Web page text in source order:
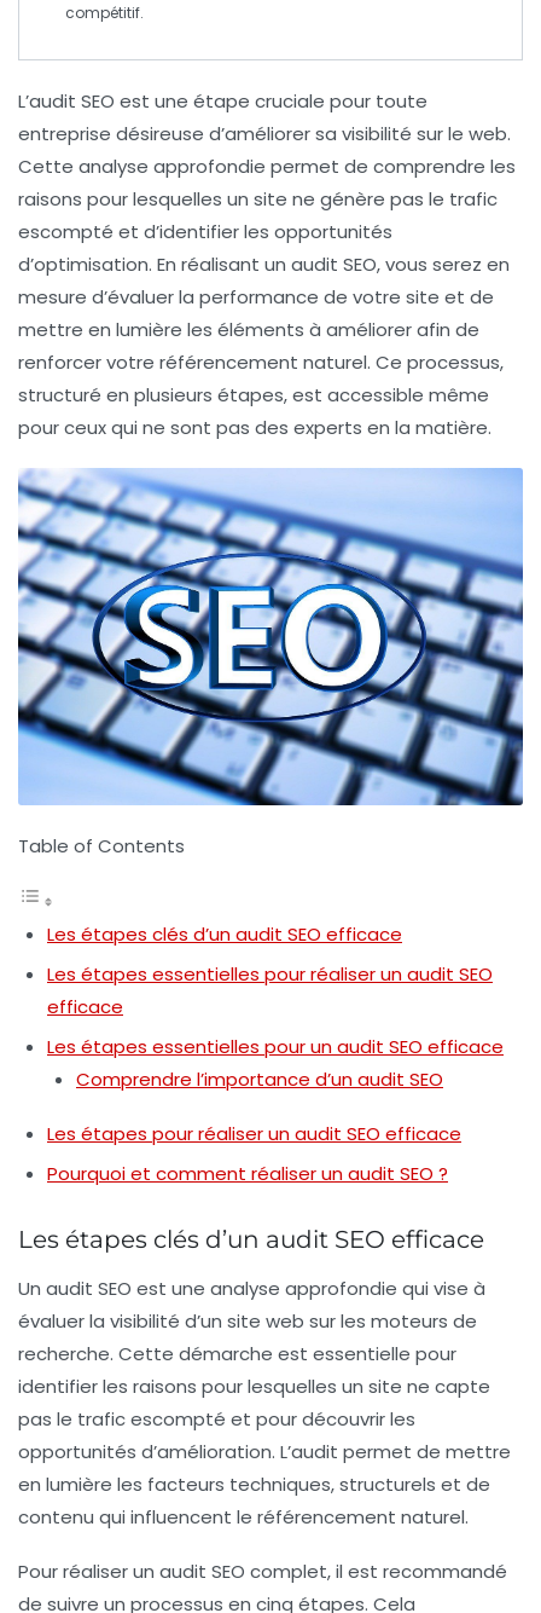
compétitif.
L’audit SEO est une étape cruciale pour toute
entreprise désireuse d’améliorer sa visibilité sur le web.
Cette analyse approfondie permet de comprendre les
raisons pour lesquelles un site ne génère pas le trafic
escompté et d’identifier les opportunités
d’optimisation. En réalisant un audit SEO, vous serez en
mesure d’évaluer la performance de votre site et de
mettre en lumière les éléments à améliorer afin de
renforcer votre référencement naturel. Ce processus,
structuré en plusieurs étapes, est accessible même
pour ceux qui ne sont pas des experts en la matière.
Table of Contents
Les étapes clés d’un audit SEO efficace
Les étapes essentielles pour réaliser un audit SEO
efficace
Les étapes essentielles pour un audit SEO efficace
Comprendre l’importance d’un audit SEO
Les étapes pour réaliser un audit SEO efficace
Pourquoi et comment réaliser un audit SEO ?
Les étapes clés d’un audit SEO efficace
Un audit SEO est une analyse approfondie qui vise à
évaluer la visibilité d’un site web sur les moteurs de
recherche. Cette démarche est essentielle pour
identifier les raisons pour lesquelles un site ne capte
pas le traficescompté et pour découvrir les
opportunités d’amélioration. L’audit permet de mettre
en lumière les facteurs techniques, structurels et de
contenu qui influencent le référencement naturel.
Pour réaliser un audit SEO complet, il est recommandé
de suivre un processus en cinq étapes. Cela